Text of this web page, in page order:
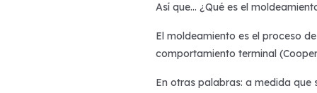
Así que… ¿Qué es el
El moldeamiento es el proceso
comportamiento terminal
En otras palabras: a medida que